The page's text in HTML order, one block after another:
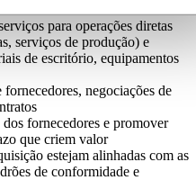
para operações diretas
serviços de produção) e
de escritório, equipamentos
negociações de
fornecedores e promover
que criem valor
estejam alinhadas com as
de conformidade e